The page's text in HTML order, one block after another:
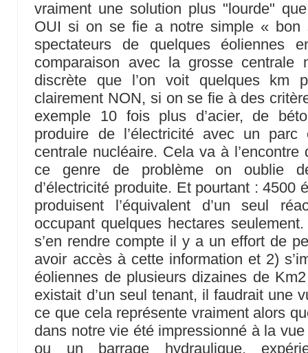
vraiment une solution plus "lourde"
OUI si on se fie a notre simple «
spectateurs de quelques éoliennes
comparaison avec la grosse centrale
discrète que l’on voit quelques km
clairement NON, si on se fie à des
exemple 10 fois plus d’acier, de
produire de l’électricité avec un parc
centrale nucléaire. Cela va à
ce genre de problème on oublie
d’électricité produite. Et pourtant : 4500
produisent l’équivalent d’un seul
occupant quelques hectares
s’en rendre compte il y a un effort de
avoir accès à cette information et 2)
éoliennes de plusieurs dizaines de
existait d’un seul tenant, il faudrait une
ce que cela représente vraiment alors
dans notre vie été impressionné à la
ou un barrage hydraulique,